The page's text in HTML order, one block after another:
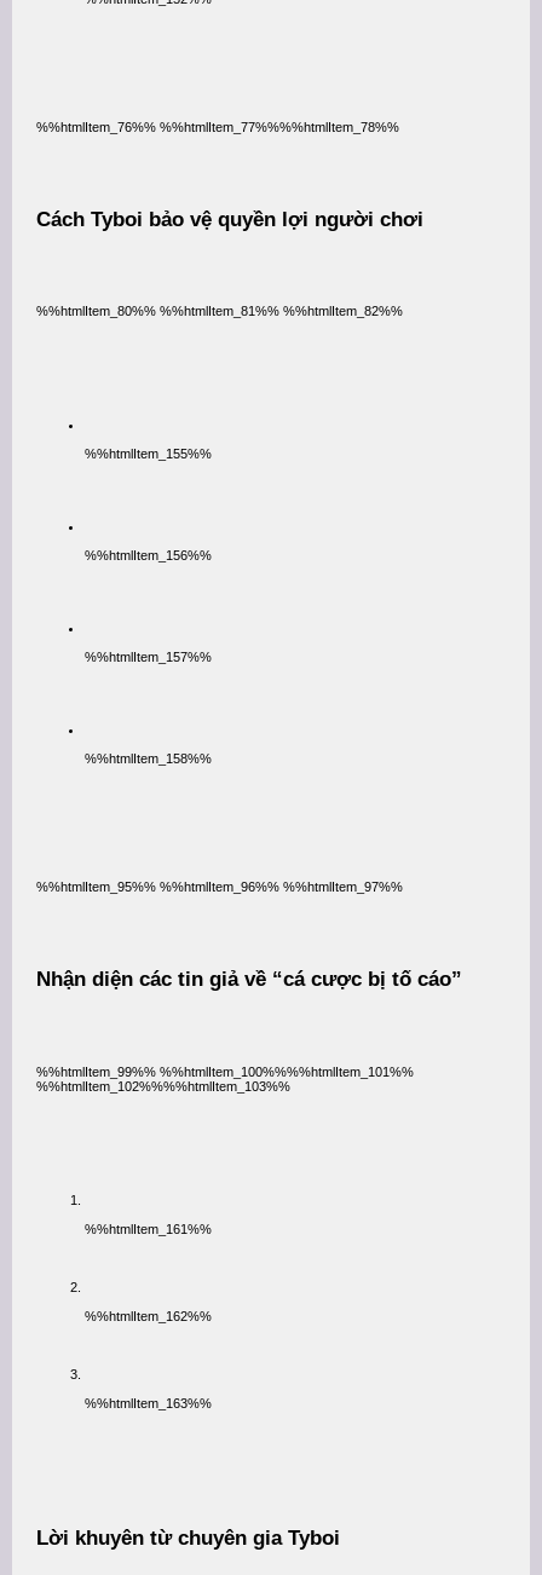
%%htmlItem_76%% %%htmlItem_77%%%%htmlItem_78%%
Cách Tyboi bảo vệ quyền lợi người chơi
%%htmlItem_80%% %%htmlItem_81%% %%htmlItem_82%%
%%htmlItem_155%%
%%htmlItem_156%%
%%htmlItem_157%%
%%htmlItem_158%%
%%htmlItem_95%% %%htmlItem_96%% %%htmlItem_97%%
Nhận diện các tin giả về “cá cược bị tố cáo”
%%htmlItem_99%% %%htmlItem_100%%%%htmlItem_101%%
%%htmlItem_102%%%%htmlItem_103%%
%%htmlItem_161%%
%%htmlItem_162%%
%%htmlItem_163%%
Lời khuyên từ chuyên gia Tyboi